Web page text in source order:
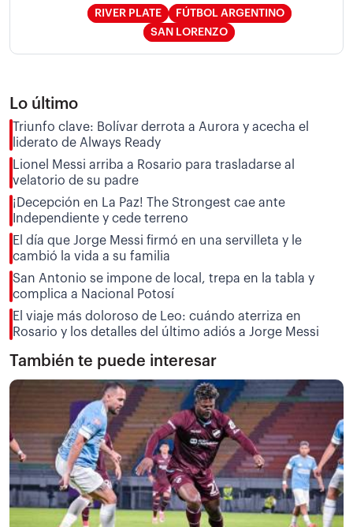
RIVER PLATE
FÚTBOL ARGENTINO
SAN LORENZO
Lo último
Triunfo clave: Bolívar derrota a Aurora y acecha el
liderato de Always Ready
Lionel Messi arriba a Rosario para trasladarse al
velatorio de su padre
¡Decepción en La Paz! The Strongest cae ante
Independiente y cede terreno
El día que Jorge Messi firmó en una servilleta y le
cambió la vida a su familia
San Antonio se impone de local, trepa en la tabla y
complica a Nacional Potosí
El viaje más doloroso de Leo: cuándo aterriza en
Rosario y los detalles del último adiós a Jorge Messi
También te puede interesar